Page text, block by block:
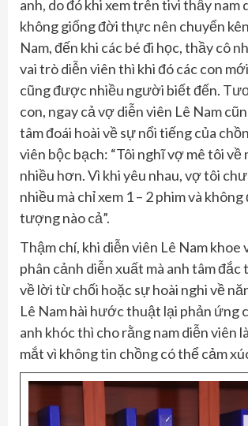
anh, do đó khi xem trên tivi thấy nam
không giống đời thực nên chuyển
Nam, đến khi các bé đi học, thầy cô
vai trò diễn viên thì khi đó các con
cũng được nhiều người biết đến.
con, ngay cả vợ diễn viên Lê Nam
tâm đoái hoài về sự nổi tiếng của
viên bộc bạch: “Tôi nghĩ vợ mê tôi về
nhiều hơn. Vì khi yêu nhau, vợ tôi
nhiều mà chỉ xem 1 – 2 phim và không
tượng nào cả”.
Thậm chí, khi diễn viên Lê Nam khoe
phân cảnh diễn xuất mà anh tâm đắc
về lời từ chối hoặc sự hoài nghi về
Lê Nam hài hước thuật lại phản ứng
anh khóc thì cho rằng nam diễn viên
mắt vì không tin chồng có thể cảm